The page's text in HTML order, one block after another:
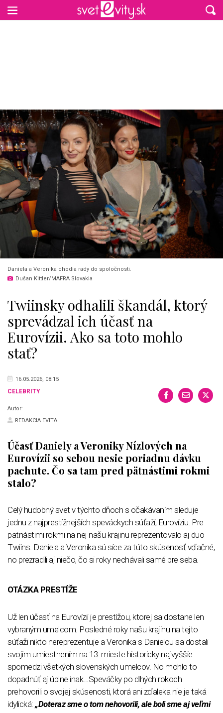
Daniela a Veronika chodia rady do spoločnosti.
Dušan Kittler/MAFRA Slovakia
Twiinsky odhalili škandál, ktorý
sprevádzal ich účasť na
Eurovízii. Ako sa toto mohlo
stať?
16.05.2026, 08:15
CELEBRITY
Autor:
REDAKCIA EVITA
Účasť Daniely a Veroniky Nízlových na
Eurovízii so sebou nesie poriadnu dávku
pachute. Čo sa tam pred pätnástimi rokmi
stalo?
Celý hudobný svet v týchto dňoch s očakávaním sleduje
jednu z najprestížnejších speváckych súťaží, Eurovíziu. Pre
pätnástimi rokmi na nej našu krajinu reprezentovalo aj duo
Twiins. Daniela a Veronika sú síce za túto skúsenosť vďačné,
no prezradili aj niečo, čo si roky nechávali samé pre seba.
OTÁZKA PRESTÍŽE
Už len účasť na Eurovízii je prestížou, ktorej sa dostane len
vybraným umelcom. Posledné roky našu krajinu na tejto
súťaži nikto nereprezentuje a Veronika s Danielou sa dostali
svojim umiestnením na 13. mieste historicky najvyššie
spomedzi všetkých slovenských umelcov. No mohlo to
dopadnúť aj úplne inak...Speváčky po dlhých rokoch
prehovorili o svojej skúsenosti, ktorá ani zďaleka nie je taká
idylická: „Doteraz sme o tom nehovorili, ale boli sme aj veľmi